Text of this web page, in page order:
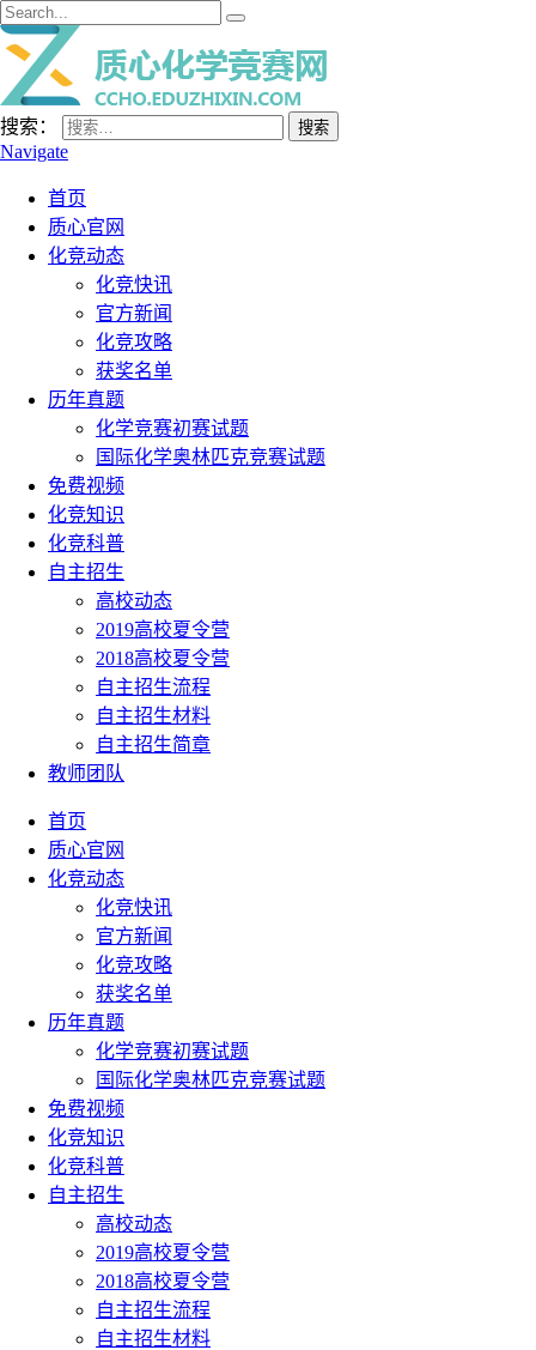
搜索：
Navigate
首页
质心官网
化竞动态
化竞快讯
官方新闻
化竞攻略
获奖名单
历年真题
化学竞赛初赛试题
国际化学奥林匹克竞赛试题
免费视频
化竞知识
化竞科普
自主招生
高校动态
2019高校夏令营
2018高校夏令营
自主招生流程
自主招生材料
自主招生简章
教师团队
首页
质心官网
化竞动态
化竞快讯
官方新闻
化竞攻略
获奖名单
历年真题
化学竞赛初赛试题
国际化学奥林匹克竞赛试题
免费视频
化竞知识
化竞科普
自主招生
高校动态
2019高校夏令营
2018高校夏令营
自主招生流程
自主招生材料